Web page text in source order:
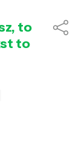
to
to